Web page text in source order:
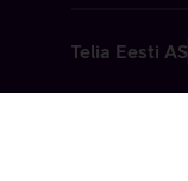
Telia Eesti AS